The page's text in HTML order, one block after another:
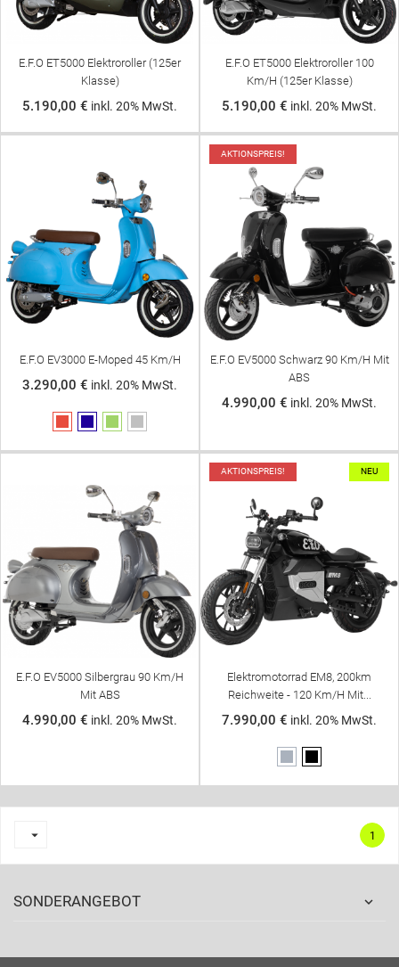
SONDERANGEBOT
E.F.O ET5000 Elektroroller (125er
Klasse)
5.190,00 € inkl. 20% MwSt.
E.F.O ET5000 Elektroroller 100
Km/h (125er Klasse)
5.190,00 € inkl. 20% MwSt.
E.F.O EV3000 E-Moped 45 Km/h
3.290,00 € inkl. 20% MwSt.
AKTIONSPREIS!
E.F.O EV5000 Schwarz 90 Km/h Mit
ABS
4.990,00 € inkl. 20% MwSt.
E.F.O EV5000 Silbergrau 90 Km/h
Mit ABS
4.990,00 € inkl. 20% MwSt.
AKTIONSPREIS! NEU
Elektromotorrad EM8, 200km
Reichweite - 120 Km/h Mit...
7.990,00 € inkl. 20% MwSt.
 1